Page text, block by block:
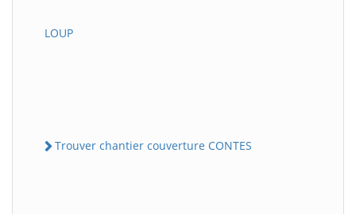
LOUP
Trouver chantier couverture CONTES